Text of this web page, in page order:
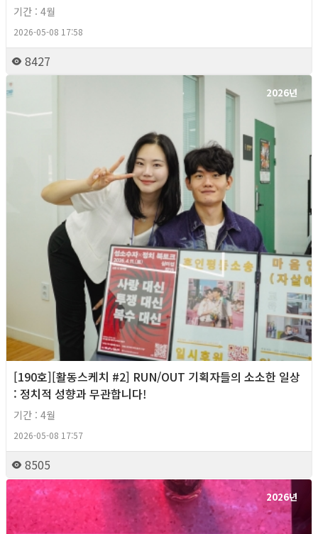
기간 : 4월
2026-05-08 17:58
8427
2026년
[190호][활동스케치 #2] RUN/OUT 기획자들의 소소한 일상
: 정치적 성향과 무관합니다!
기간 : 4월
2026-05-08 17:57
8505
2026년